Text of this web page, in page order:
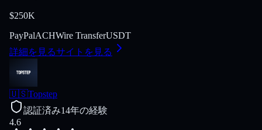
$250K
PayPalACHWire TransferUSDT
詳細を見るサイトを見る
🇺🇸Topstep
認証済み14年の経験
4.6